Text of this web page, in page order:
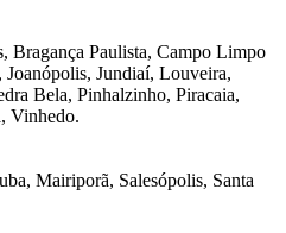
Bragança Paulista, Campo Limpo
Jundiaí, Louveira,
Bela, Pinhalzinho, Piracaia,
Vinhedo.
Mairiporã, Salesópolis, Santa